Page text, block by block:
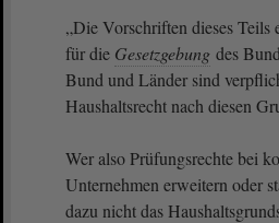
„Die Vorschriften dieses Teils
für die Gesetzgebung des
Bund und Länder sind
Haushaltsrecht nach diesen
Wer also Prüfungsrechte bei
Unternehmen erweitern oder
dazu nicht das